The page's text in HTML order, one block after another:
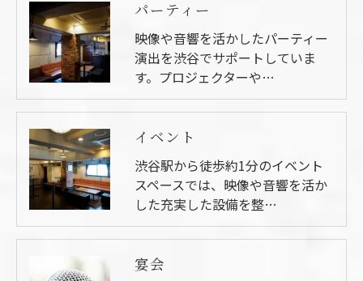
パーティー
映像や音響を活かしたパーティー
演出を渋谷でサポートしていま
す。プロジェクターや…
イベント
渋谷駅から徒歩約1分のイベント
スペースでは、映像や音響を活か
した充実した設備を整…
宴会